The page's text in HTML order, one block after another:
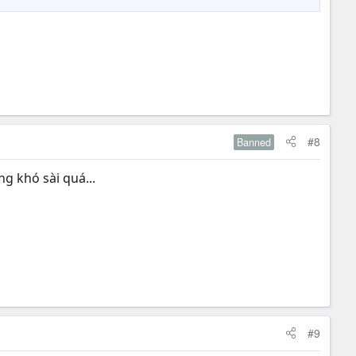
Banned #8
khó sài quá...
#9